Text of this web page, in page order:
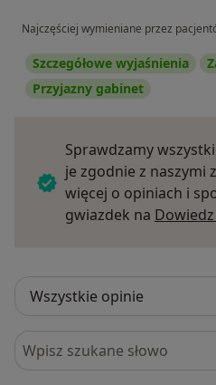
Najczęściej wymieniane przez
Szczegółowe wyjaśnienia
Przyjazny gabinet
Sprawdzamy
je zgodnie z naszymi
więcej o opiniach i
gwiazdek na
Szukaj w opiniach